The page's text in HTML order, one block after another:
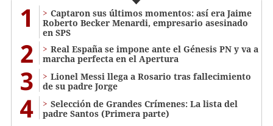
1
Captaron sus últimos momentos: así era Jaime
Roberto Becker Menardi​​​, empresario asesinado
en SPS
2
Real España se impone ante el Génesis PN y va a
marcha perfecta en el Apertura
3
Lionel Messi llega a Rosario tras fallecimiento
de su padre Jorge
4
Selección de Grandes Crímenes: La lista del
padre Santos (Primera parte)